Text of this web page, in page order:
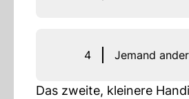
4 Jemand
Das zweite, kleinere